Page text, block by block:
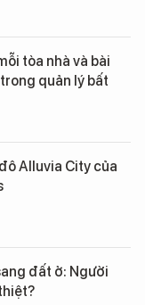
tòa nhà và bài
quản lý bất
Alluvia City của
đất ở: Người